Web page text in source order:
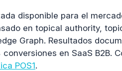
disponible para el
en topical authority,
Graph. Resultados
en SaaS B2B.
POS1.